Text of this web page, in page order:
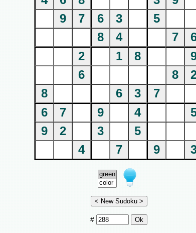
9
7 6 3
5
8
4 7
2
1 8
6
8
8
6 3
7
6
7 9 4
9
2 3
5
4
7 9
#